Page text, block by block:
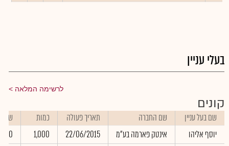
בעלי עניין
לרשימה המלאה
קונים
שם בעל עניין שם החברה תאריך פעולה כמות
שער
יוסף אליהו
אינטק פארמה בע"מ 22/06/2015
1,000